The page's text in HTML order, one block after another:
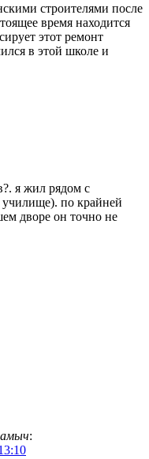
строителями после
время находится
этот ремонт
в этой школе и
я жил рядом с
по крайней
дворе он точно не
: